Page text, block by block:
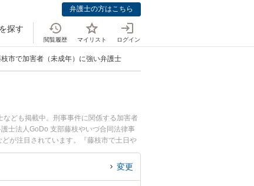
弁護士の方はこちら
探す
閲覧履歴 マイリスト ログイン
枝市で加害者（未成年）に強い弁護士
ども掲載中。刑事事件に関係する加害者
士法人GoDo 支部藤枝やいづ合同法律事
が注目されています。『藤枝市で土日や
』『初回相談無料で少年事件を法律相談で
変更